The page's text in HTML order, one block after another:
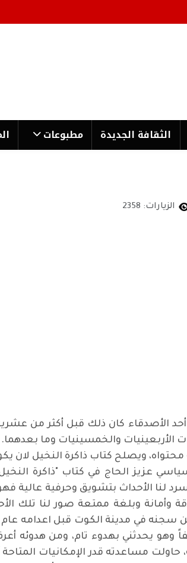
الثقافة الجدیدة مطبوعات
الزيارات: 2358
الأصدقاء كان ذلك قبل أكثر من
الأربعينيات والخمسينيات وما
ويصلح كتاب ذاكرة النخيل لان
عزيز الحاج في كتاب "ذاكرة
لنا الأحداث بتشويق وحرفية عالية
وأمانة وبلغة ممتعة صور لنا
وهو يحدثني بهدوء تام، ومن هدوئه
مساعدته قدر الإمكانيات المتاحة